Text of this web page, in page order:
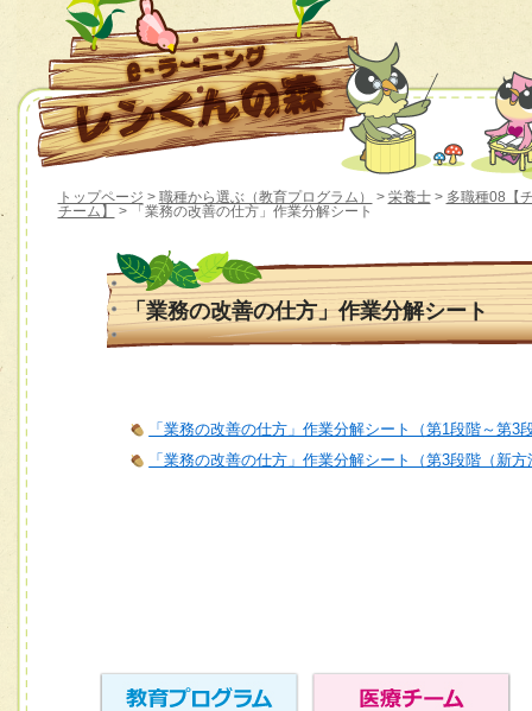
トップページ > 職種から選ぶ（教育プログラム） > 栄養士> 多職種08【
チーム】
> 「業務の改善の仕方」作業分解シート
「業務の改善の仕方」作業分解シート
「業務の改善の仕方」作業分解シート（第1段階～第3
「業務の改善の仕方」作業分解シート（第3段階（新